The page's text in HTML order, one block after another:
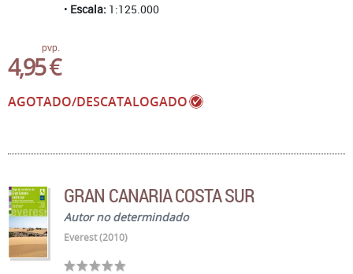
Escala: 1:125.000
pvp.
4,95 €
AGOTADO/DESCATALOGADO
GRAN CANARIA COSTA SUR
Autor no determindado
Everest (2010)